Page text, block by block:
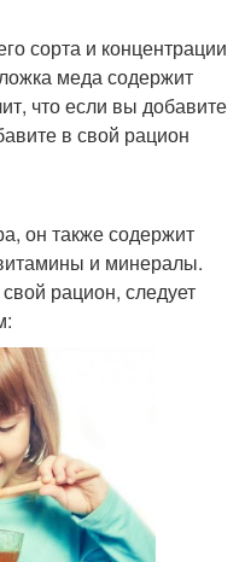
сорта и концентрации
меда содержит
что если вы добавите
в свой рацион
он также содержит
и минералы.
рацион, следует